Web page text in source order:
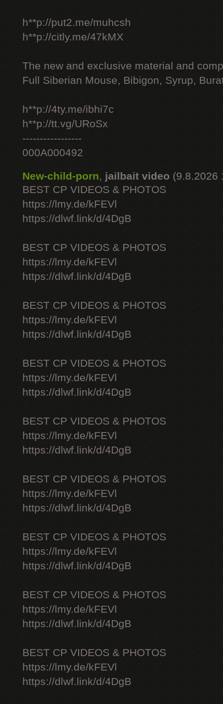
h**p://put2.me/muhcsh
h**p://citly.me/47kMX
The new and exclusive material and
Full Siberian Mouse, Bibigon, Syrup,
h**p://4ty.me/ibhi7c
h**p://tt.vg/URoSx
-----------------
000A000492
New-child-porn, jailbait video (9.8.2026
BEST CP VIDEOS & PHOTOS
https://lmy.de/kFEVl
https://dlwf.link/d/4DgB
BEST CP VIDEOS & PHOTOS
https://lmy.de/kFEVl
https://dlwf.link/d/4DgB
BEST CP VIDEOS & PHOTOS
https://lmy.de/kFEVl
https://dlwf.link/d/4DgB
BEST CP VIDEOS & PHOTOS
https://lmy.de/kFEVl
https://dlwf.link/d/4DgB
BEST CP VIDEOS & PHOTOS
https://lmy.de/kFEVl
https://dlwf.link/d/4DgB
BEST CP VIDEOS & PHOTOS
https://lmy.de/kFEVl
https://dlwf.link/d/4DgB
BEST CP VIDEOS & PHOTOS
https://lmy.de/kFEVl
https://dlwf.link/d/4DgB
BEST CP VIDEOS & PHOTOS
https://lmy.de/kFEVl
https://dlwf.link/d/4DgB
BEST CP VIDEOS & PHOTOS
https://lmy.de/kFEVl
https://dlwf.link/d/4DgB